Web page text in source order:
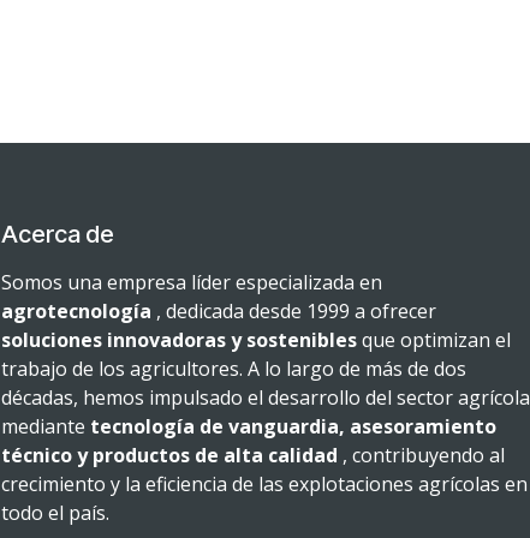
Acerca de
Somos una empresa líder especializada en
agrotecnología , dedicada desde 1999 a ofrecer
soluciones innovadoras y sosteniblesque optimizan el
trabajo de los agricultores. A lo largo de más de dos
décadas, hemos impulsado el desarrollo del sector agrícola
mediante tecnología de vanguardia, asesoramiento
técnico y productos de alta calidad , contribuyendo al
crecimiento y la eficiencia de las explotaciones agrícolas en
todo el país.